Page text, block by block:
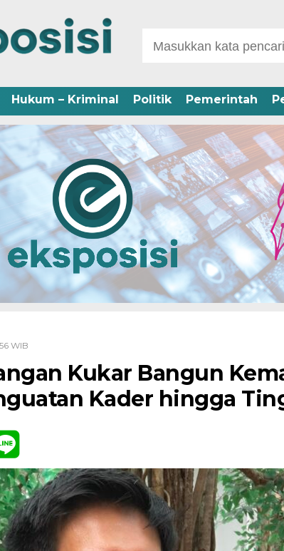
Hukum – Kriminal Politik Pemerintah
WIB
Kukar Bangun
Kader hingga